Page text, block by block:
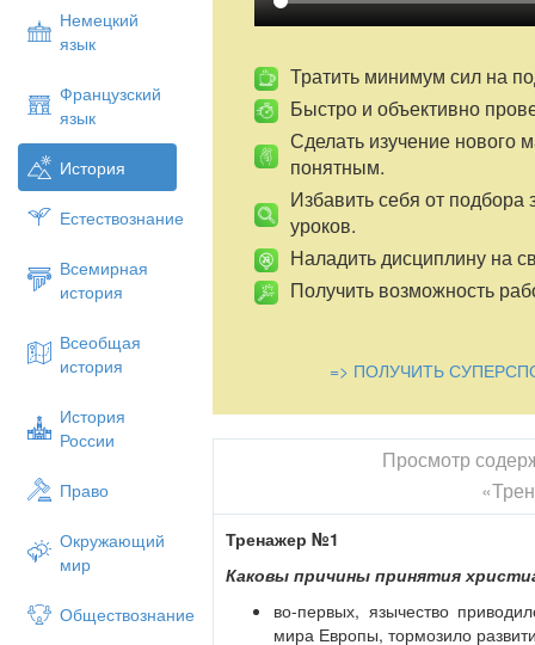
Немецкий
язык
Французский
язык
История
Естествознание
Всемирная
история
Всеобщая
история
История
России
Право
Окружающий
мир
Обществознание
общинники. Существовали на Руси до
Князья, нарочитая чадь:
Назовите последствия
Что называется княжеским
Что называется кормлением?
Что называется вотчиной?
Какие преимущества имело
Назови имена князей,
Любеческий съезд князей, 1097 г
Когда Владимир Мономах стал
20 апреля 1113г. Владимир
вступил и Киев. В это время ему
Что было сделано Владимиром
Когда умер Владимир Мономах?
Кто стал следующим Великим
Тратить минимум сил на
Быстро и объективно
Сделать изучение нового
понятным.
Избавить себя от подбора
уроков.
Наладить дисциплину на
Получить возможность
=> ПОЛУЧИТЬ
Просмотр
Тренажер №1
Каковы причины принятия
во-первых, язычество
мира Европы, тормозило